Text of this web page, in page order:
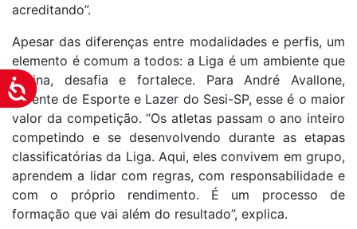
Acessibilidade
acreditando”.
Apesar das diferenças entre modalidades e perfis, um
elemento é comum a todos: a Liga é um ambiente que
ensina, desafia e fortalece. Para André Avallone,
gerente de Esporte e Lazer do Sesi-SP, esse é o maior
valor da competição. “Os atletas passam o ano inteiro
competindo e se desenvolvendo durante as etapas
classificatórias da Liga. Aqui, eles convivem em grupo,
aprendem a lidar com regras, com responsabilidade e
com o próprio rendimento. É um processo de
formação que vai além do resultado”, explica.